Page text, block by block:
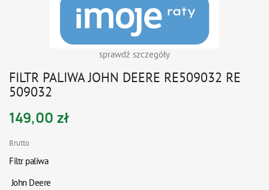
sprawdź szczegóły
FILTR PALIWA JOHN DEERE RE509032 RE
509032
149,00 zł
Brutto
Filtr paliwa
John Deere